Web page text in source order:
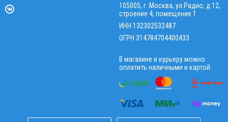
105005, г. Москва, ул.Радио, д.12,
строение 4, помещение 1
ИНН 132302532487
ОГРН 314784704400433
В магазине и курьеру можно
оплатить наличными и картой.